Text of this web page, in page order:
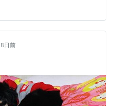
8日前